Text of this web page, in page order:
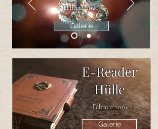
- Februar 2020 -
Galerie
E-Reader
Hülle
- Februar 2016 -
Galerie